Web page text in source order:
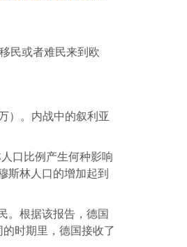
民或者难民来到欧
）。内战中的叙利亚
口比例产生何种影响
斯林人口的增加起到
。根据该报告，德国
时期里，德国接收了